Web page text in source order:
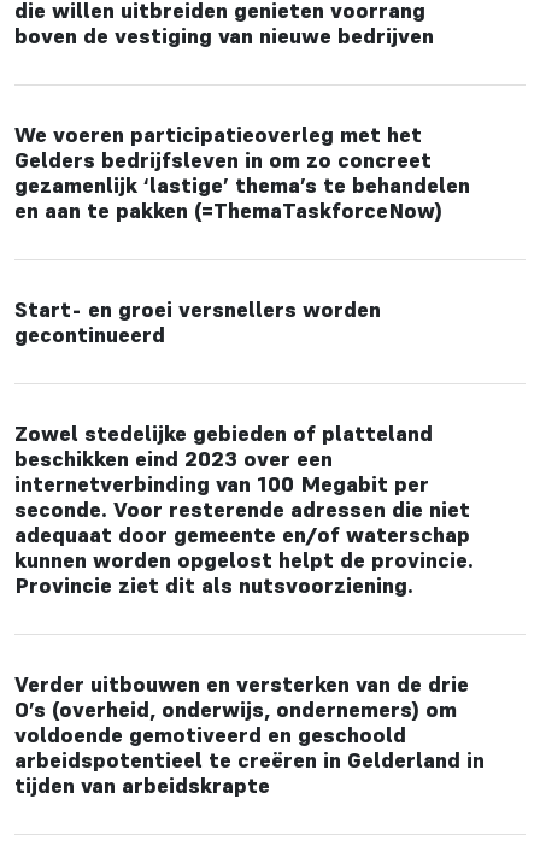
die willen uitbreiden genieten voorrang
boven de vestiging van nieuwe bedrijven
We voeren participatieoverleg met het
Gelders bedrijfsleven in om zo concreet
gezamenlijk ‘lastige’ thema’s te behandelen
en aan te pakken (=ThemaTaskforceNow)
Start- en groei versnellers worden
gecontinueerd
Zowel stedelijke gebieden of platteland
beschikken eind 2023 over een
internetverbinding van 100 Megabit per
seconde. Voor resterende adressen die niet
adequaat door gemeente en/of waterschap
kunnen worden opgelost helpt de provincie.
Provincie ziet dit als nutsvoorziening.
Verder uitbouwen en versterken van de drie
O’s (overheid, onderwijs, ondernemers) om
voldoende gemotiveerd en geschoold
arbeidspotentieel te creëren in Gelderland in
tijden van arbeidskrapte